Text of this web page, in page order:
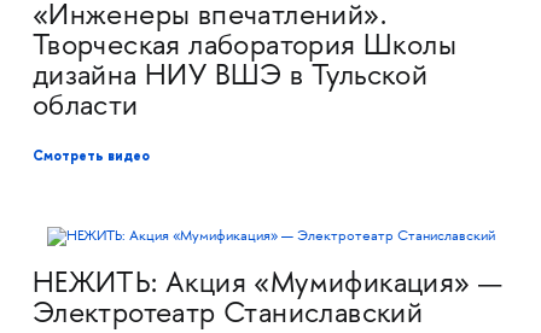
«Инженеры впечатлений».
Творческая лаборатория Школы
дизайна НИУ ВШЭ в Тульской
области
Смотреть видео
НЕЖИТЬ: Акция «Мумификация» —
Электротеатр Станиславский